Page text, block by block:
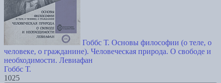
Гоббс Т. Основы философии (о теле, о
человеке, о гражданине). Человеческая природа. О свободе и
необходимости. Левиафан
Гоббс Т.
1025